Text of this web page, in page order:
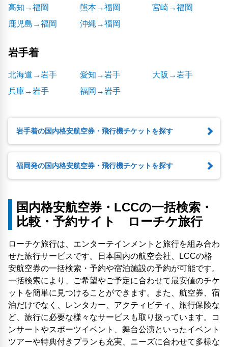
高知→福岡
熊本→福岡
宮崎→福岡
鹿児島→福岡
沖縄→福岡
岩手着
北海道→岩手 愛知→岩手
大阪→岩手
兵庫→岩手
福岡→岩手
岩手着の国内格安航空券・飛行機チケットを探す
福岡発の国内格安航空券・飛行機チケットを探す
国内格安航空券・LCCの一括検索・
比較・予約サイト ローチケ旅行
ローチケ旅行は、エンターテインメントと旅行を組み合わ
せた旅行サービスです。日本国内の航空会社、LCCの格
安航空券の一括検索・予約や宿泊施設の予約が可能です。
一括検索により、ご希望やご予定に合わせて最安値のチケ
ットを簡単に見つけることができます。また、航空券、宿
泊だけでなく、レンタカー、アクティビティ、旅行保険な
ど、旅行に必要な様々なサービスも取り扱っています。コ
ンサートやスポーツイベント、舞台公演といったイベント
ツアーや特典付きプランも充実、ニーズに合わせて多様な